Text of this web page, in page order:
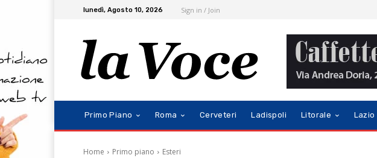
lunedì, Agosto 10, 2026 Sign in / Join
Primo Piano Roma Cerveteri Ladispoli Litorale Lazio
Home Primo piano Esteri